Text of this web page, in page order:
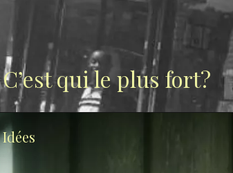
C’est qui le plus fort?
Idées